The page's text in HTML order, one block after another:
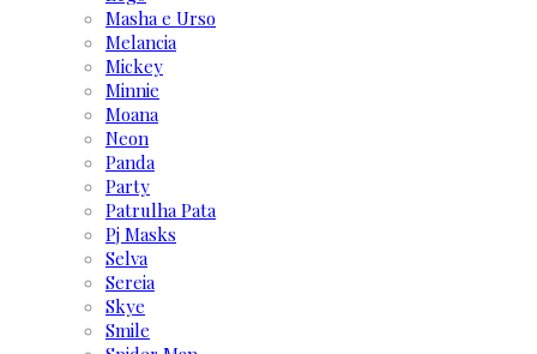
Masha e Urso
Melancia
Mickey
Minnie
Moana
Neon
Panda
Party
Patrulha Pata
Pj Masks
Selva
Sereia
Skye
Smile